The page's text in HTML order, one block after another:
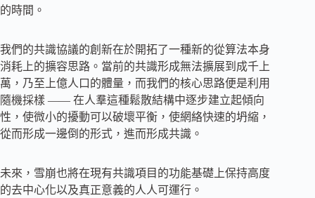
的時間。
我們的共識協議的創新在於開拓了一種新的從算法本身
消耗上的擴容思路。當前的共識形成無法擴展到成千上
萬，乃至上億人口的體量，而我們的核心思路便是利用
隨機採樣 —— 在人羣這種鬆散結構中逐步建立起傾向
性，使微小的擾動可以破壞平衡，使網絡快速的坍縮，
從而形成一邊倒的形式，進而形成共識。
未來，雪崩也將在現有共識項目的功能基礎上保持高度
的去中心化以及真正意義的人人可運行。